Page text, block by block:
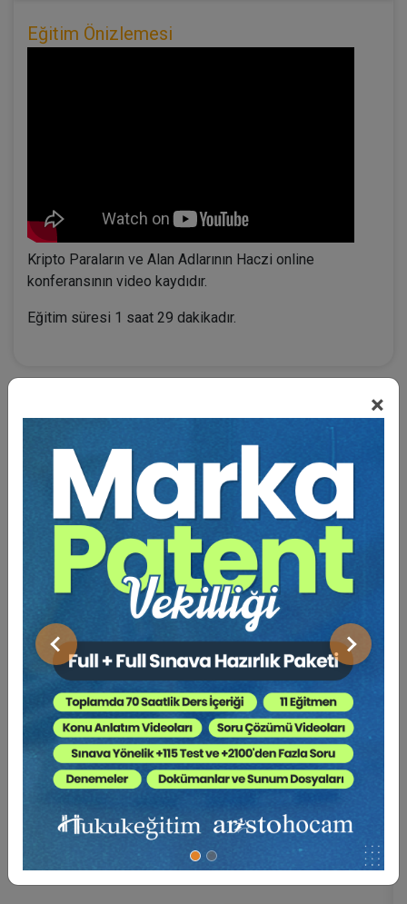
×
Önceki Sonraki
Eğitim Önizlemesi
Kripto Paraların ve Alan Adlarının Haczi online
konferansının video kaydıdır.
Eğitim süresi 1 saat 29 dakikadır.
BENZER VIDEO EĞITIMLER
Video Eğitim Abonesi Ol: Sadece 5490 TL / Yıllık
Av. Cansu ADAM
Beyaz Şapkalı Hackerların Penetrasyon Testi
Sırasındaki Eylemlerinin Siber Suçlar Açısından
İncelenmesi Video Eğitimi